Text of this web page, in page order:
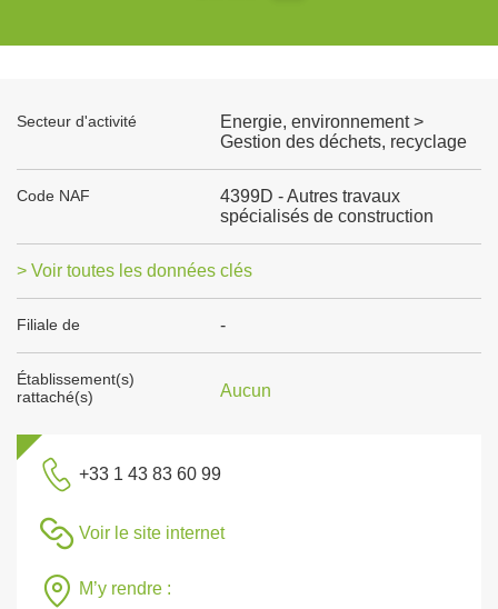
Secteur d'activité
Energie, environnement >
Gestion des déchets, recyclage
Code NAF
4399D - Autres travaux
spécialisés de construction
> Voir toutes les données clés
Filiale de -
Établissement(s)
rattaché(s)
Aucun
+33 1 43 83 60 99
Voir le site internet
M’y rendre :